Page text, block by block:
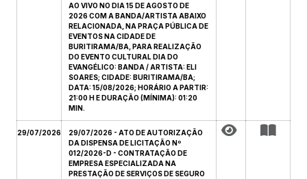
AO VIVO NO DIA 15 DE AGOSTO DE
2026 COM A BANDA/ARTISTA ABAIXO
RELACIONADA, NA PRAÇA PÚBLICA DE
EVENTOS NA CIDADE DE
BURITIRAMA/BA, PARA REALIZAÇÃO
DO EVENTO CULTURAL DIA DO
EVANGÉLICO: BANDA / ARTISTA: ELI
SOARES; CIDADE: BURITIRAMA/BA;
DATA: 15/08/2026; HORÁRIO A PARTIR:
21:00 H E DURAÇÃO (MÍNIMA): 01:20
MIN.
29/07/2026
29/07/2026 - ATO DE AUTORIZAÇÃO
DA DISPENSA DE LICITAÇÃO Nº
012/2026-D - CONTRATAÇÃO DE
EMPRESA ESPECIALIZADA NA
PRESTAÇÃO DE SERVIÇOS DE SEGURO